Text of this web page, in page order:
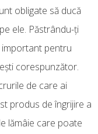
obligate să ducă
ele. Păstrându-ți
pentru
corespunzător.
de care ai
produs de îngrijire a
lămâie care poate